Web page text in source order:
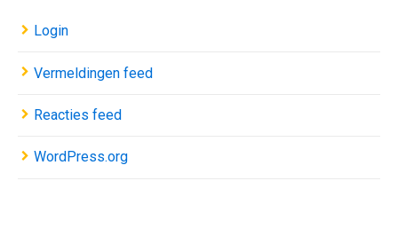
Login
Vermeldingen feed
Reacties feed
WordPress.org